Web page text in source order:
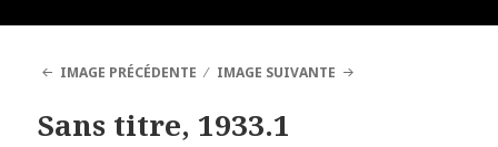
IMAGE PRÉCÉDENTE IMAGE SUIVANTE
Sans titre, 1933.1